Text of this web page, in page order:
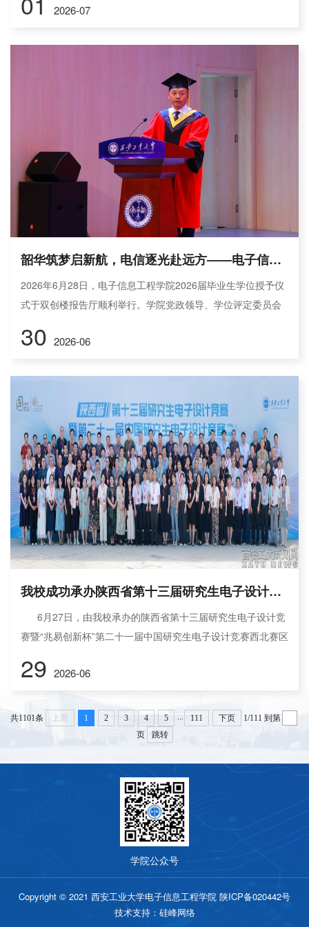
实际困难。学院党委副书记王利军、学工办主任何鹏程陪同参
排，重点了解学生学业推进、竞赛备考等方面的实际情况，叮
2026-07
韶华筑梦启新航，电信逐光赴远方——电子信息工程学院隆重举行2026届毕业生学位授予仪式
2026年6月28日，电子信息工程学院2026届毕业生学位授予仪
式于双创楼报告厅顺利举行。学院党政领导、学位评定委员会
录四年校园日常、学习点滴的毕业影片，仪式正式拉开帷幕。
院长陈超波，副院长张宁超、赵黎分别为毕业生拨穗正冠，颁
发学位证书，合影留存毕...
30 2026-06
我校成功承办陕西省第十三届研究生电子设计竞赛暨第二十一届中国研究生电子设计竞赛西北赛区选拔赛初赛
6月27日，由我校承办的陕西省第十三届研究生电子设计竞
赛暨“兆易创新杯”第二十一届中国研究生电子设计竞赛西北赛区
学位管理与研究生教育司指导，中国学位与研究生教育学会、
中国科协青少年科技中心、中国电子学会、陕西省教育厅和陕
西省学位委员会联合主办。来自西北五省的百余位评审专家出
席评审会，我校研究生院副院长高武奇主持第一次评审会议。
29 2026-06
共1101条 上页 1 2 3 4 5 ... 111 下页 1/111 到第
页
跳转
学院公众号
Copyright © 2021 西安工业大学电子信息工程学院 陕ICP备020442号
技术支持：硅峰网络